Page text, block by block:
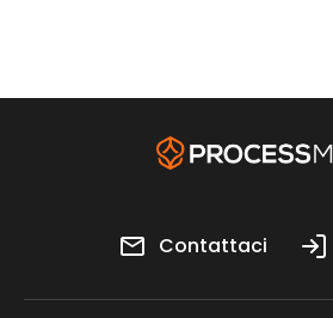
Contattaci